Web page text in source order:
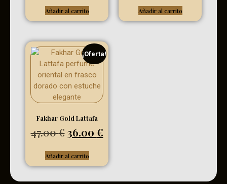
Añadir al carrito Añadir al carrito
¡Oferta!
Fakhar Gold Lattafa
47.00€ 36.00 €
Añadir al carrito